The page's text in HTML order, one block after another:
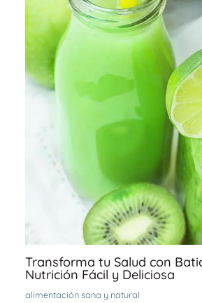
Transforma tu Salud con
Nutrición Fácil y Deliciosa
alimentación sana y natural